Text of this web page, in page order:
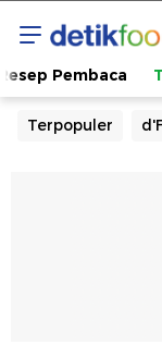
Pembaca
Terpopuler